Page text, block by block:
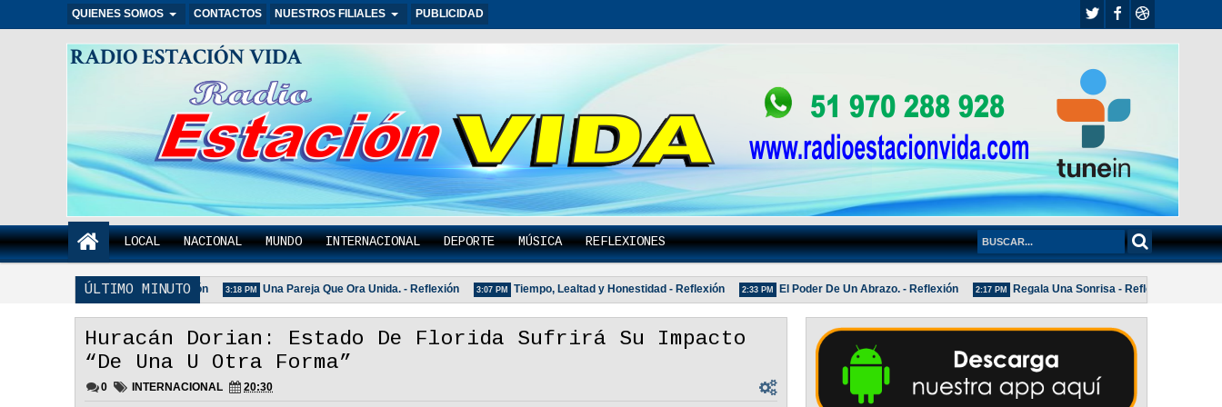
QUIENES SOMOS CONTACTOS NUESTROS FILIALES PUBLICIDAD
RADIO ESTACIÓN VIDA
LOCAL NACIONAL MUNDO INTERNACIONAL DEPORTE MÚSICA REFLEXIONES
ÚLTIMO MINUTO
Unida Es Importante - Reflexión 3:18 PM Una Pareja Que Ora Unida. - Reflexión 3:07 PM Tiempo, Lealtad y Honestidad - Reflexión 2:33 PM El Poder De Un Abrazo. - Reflexión 2:17 PM Regala Una Sonrisa - Reflexión
Huracán Dorian: Estado De Florida Sufrirá Su Impacto
“De Una U Otra Forma”
0 INTERNACIONAL 20:30